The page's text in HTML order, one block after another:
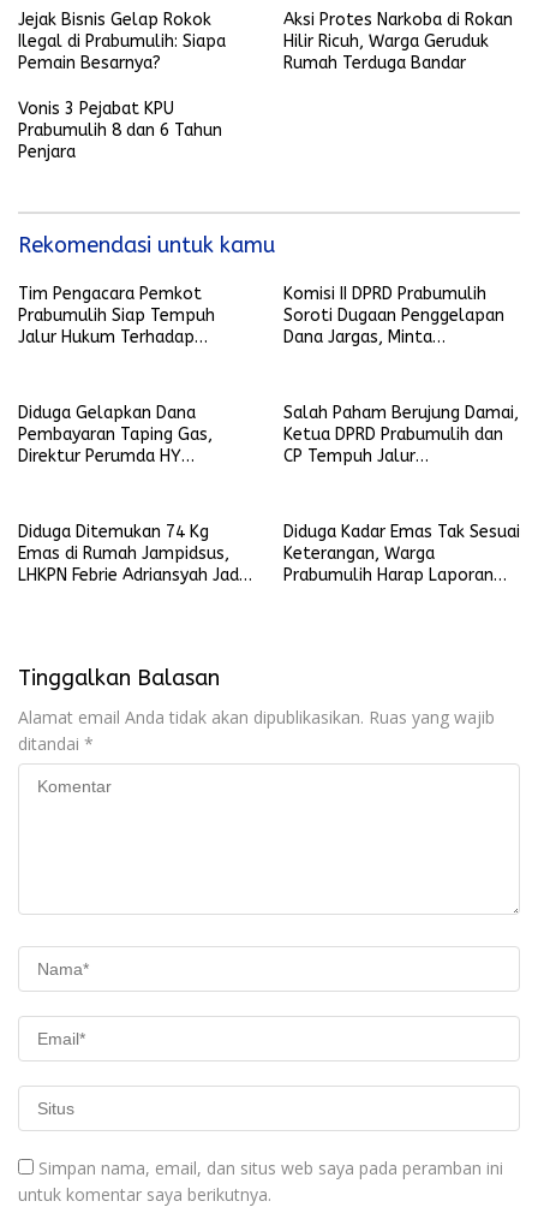
Jejak Bisnis Gelap Rokok
Ilegal di Prabumulih: Siapa
Pemain Besarnya?
Aksi Protes Narkoba di Rokan
Hilir Ricuh, Warga Geruduk
Rumah Terduga Bandar
Vonis 3 Pejabat KPU
Prabumulih 8 dan 6 Tahun
Penjara
Rekomendasi untuk kamu
Tim Pengacara Pemkot
Prabumulih Siap Tempuh
Jalur Hukum Terhadap
Komisi II DPRD Prabumulih
Soroti Dugaan Penggelapan
Dana Jargas, Minta
Diduga Gelapkan Dana
Pembayaran Taping Gas,
Direktur Perumda HY
Salah Paham Berujung Damai,
Ketua DPRD Prabumulih dan
CP Tempuh Jalur
Diduga Ditemukan 74 Kg
Emas di Rumah Jampidsus,
LHKPN Febrie Adriansyah Jadi
Diduga Kadar Emas Tak Sesuai
Keterangan, Warga
Prabumulih Harap Laporan
Tinggalkan Balasan
Alamat email Anda tidak akan dipublikasikan. Ruas yang wajib
ditandai *
Simpan nama, email, dan situs web saya pada peramban ini
untuk komentar saya berikutnya.